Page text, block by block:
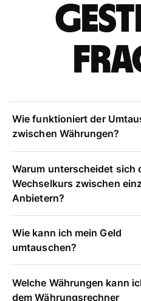
Wie funktioniert der
zwischen Währungen?
Warum unterscheidet sich
Wechselkurs zwischen
Anbietern?
Wie kann ich mein Geld
umtauschen?
Welche Währungen kann
dem Währungsrechner